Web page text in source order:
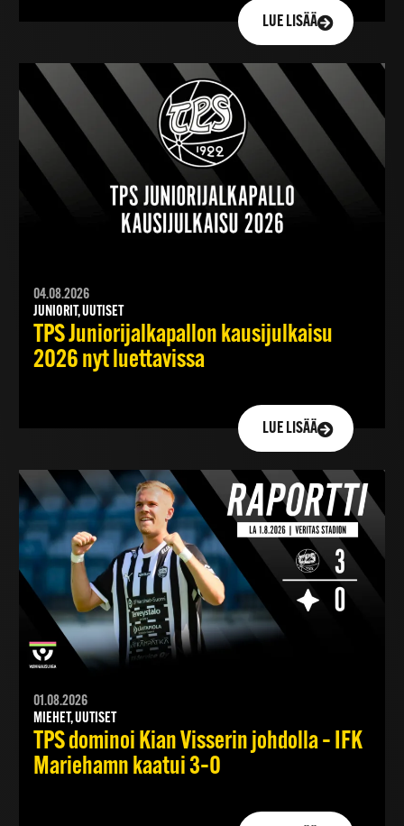
LUE LISÄÄ
04.08.2026
JUNIORIT, UUTISET
TPS Juniorijalkapallon kausijulkaisu
2026 nyt luettavissa
LUE LISÄÄ
01.08.2026
MIEHET, UUTISET
TPS dominoi Kian Visserin johdolla – IFK
Mariehamn kaatui 3–0